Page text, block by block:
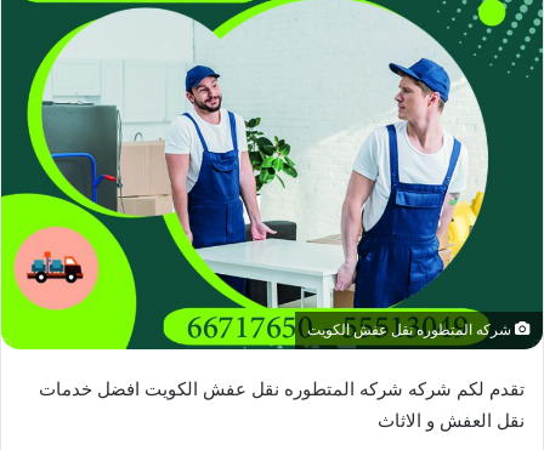
شركه المتطوره نقل عفش الكويت
تقدم لكم شركه شركه المتطوره نقل عفش الكويت افضل خدمات
نقل العفش و الاثاث